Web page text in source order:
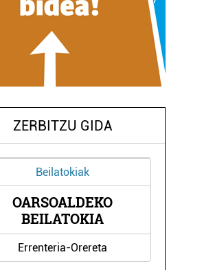
ZERBITZU GIDA
Beilatokiak
OARSOALDEKO
BEILATOKIA
Errenteria-Orereta